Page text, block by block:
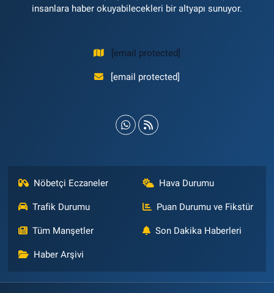
insanlara haber okuyabilecekleri bir altyapı sunuyor.
[email protected]
[email protected]
Nöbetçi Eczaneler Hava Durumu
Trafik Durumu Puan Durumu ve Fikstür
Tüm Manşetler Son Dakika Haberleri
Haber Arşivi